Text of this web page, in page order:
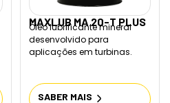
MAXLUB MA 20-T PLUS
Óleo lubrificante mineral
desenvolvido para
aplicações em turbinas.
SABER MAIS